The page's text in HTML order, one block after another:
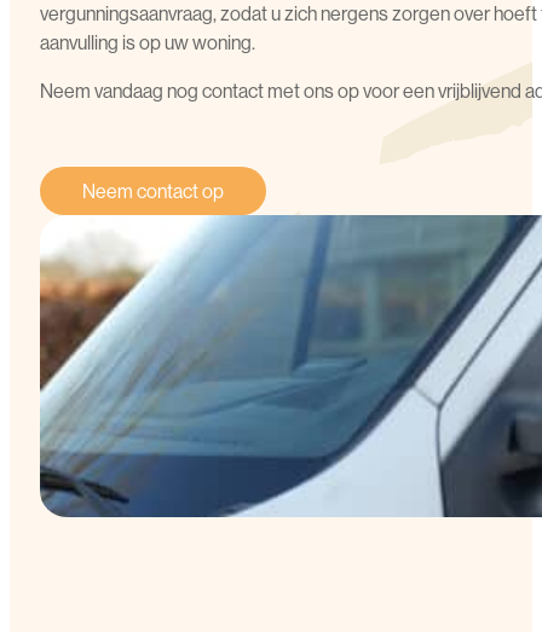
vergunningsaanvraag, zodat u zich nergens zorgen over
aanvulling is op uw woning.
Neem vandaag nog contact met ons op voor een
Neem contact op